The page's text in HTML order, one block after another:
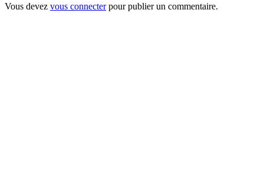
Vous devez vous connecterpour publier un commentaire.